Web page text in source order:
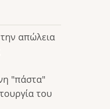
απώλεια
"πάστα"
του